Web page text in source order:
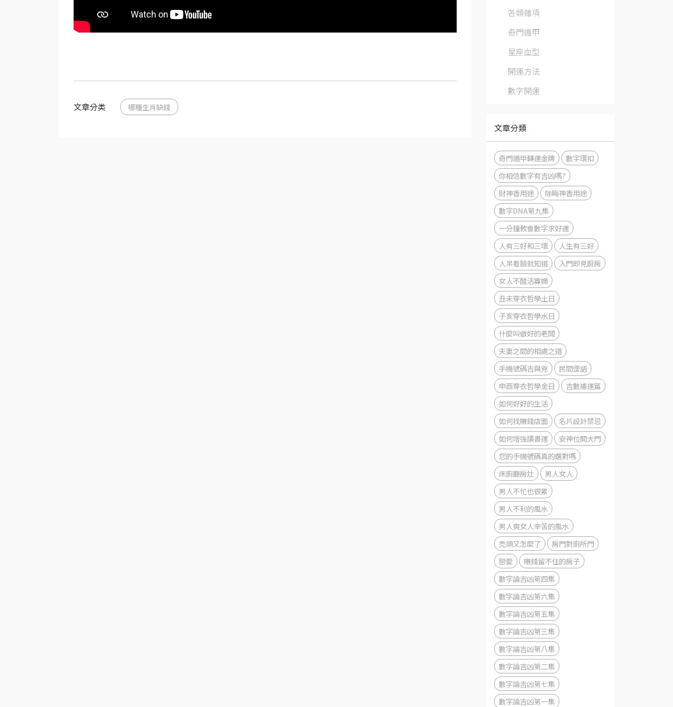
文章分类 哪種生肖缺錢
各類雜項
奇門遁甲
星座血型
開運方法
數字開運
文章分類
奇門遁甲轉運金牌
數字環扣
你相信數字有吉凶嗎?
財神香用途
除晦神香用途
數字DNA第九集
一分鐘教會數字求好運
人有三好和三壞
人生有三好
人呆看臉就知道
入門即見廚房
女人不醋活寡婦
丑未穿衣哲學土日
子亥穿衣哲學水日
什麼叫做好的老闆
夫妻之間的相處之道
手機號碼吉與兇
民間俚語
申酉穿衣哲學金日
吉數補運篇
如何好好的生活
如何找賺錢店面
名片設計禁忌
如何增強讀書運
安神位開大門
您的手機號碼真的選對嗎
床廁廳房灶
男人女人
男人不忙也很累
男人不利的風水
男人爽女人辛苦的風水
禿頭又怎麼了
房門對廁所門
戀愛
賺錢留不住的房子
數字論吉凶第四集
數字論吉凶第六集
數字論吉凶第五集
數字論吉凶第三集
數字論吉凶第八集
數字論吉凶第二集
數字論吉凶第七集
數字論吉凶第一集